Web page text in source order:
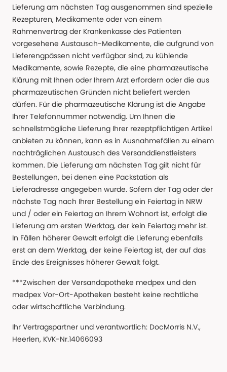
Lieferung am nächsten Tag ausgenommen sind spezielle
Rezepturen, Medikamente oder von einem
Rahmenvertrag der Krankenkasse des Patienten
vorgesehene Austausch-Medikamente, die aufgrund von
Lieferengpässen nicht verfügbar sind, zu kühlende
Medikamente, sowie Rezepte, die eine pharmazeutische
Klärung mit Ihnen oder Ihrem Arzt erfordern oder die aus
pharmazeutischen Gründen nicht beliefert werden
dürfen. Für die pharmazeutische Klärung ist die Angabe
Ihrer Telefonnummer notwendig. Um Ihnen die
schnellstmögliche Lieferung Ihrer rezeptpflichtigen Artikel
anbieten zu können, kann es in Ausnahmefällen zu einem
nachträglichen Austausch des Versanddienstleisters
kommen. Die Lieferung am nächsten Tag gilt nicht für
Bestellungen, bei denen eine Packstation als
Lieferadresse angegeben wurde. Sofern der Tag oder der
nächste Tag nach Ihrer Bestellung ein Feiertag in NRW
und / oder ein Feiertag an Ihrem Wohnort ist, erfolgt die
Lieferung am ersten Werktag, der kein Feiertag mehr ist.
In Fällen höherer Gewalt erfolgt die Lieferung ebenfalls
erst an dem Werktag, der keine Feiertag ist, der auf das
Ende des Ereignisses höherer Gewalt folgt.
***Zwischen der Versandapotheke medpex und den
medpex Vor-Ort-Apotheken besteht keine rechtliche
oder wirtschaftliche Verbindung.
Ihr Vertragspartner und verantwortlich: DocMorris N.V.,
Heerlen, KVK-Nr.14066093